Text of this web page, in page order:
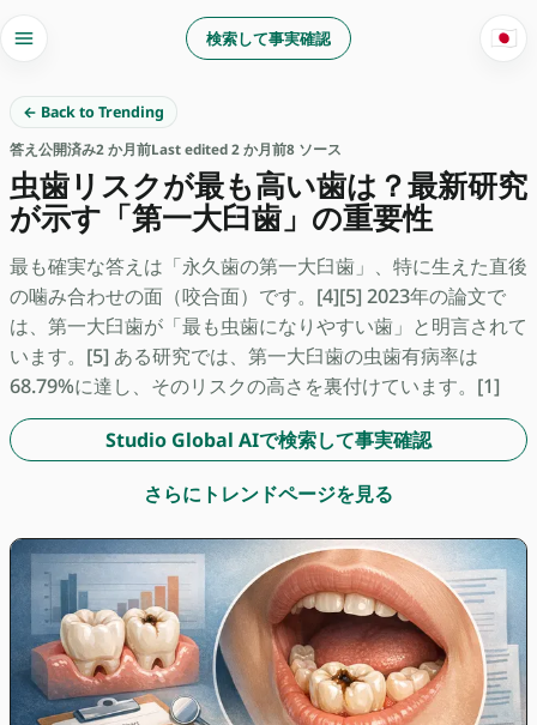
検索して事実確認 🇯🇵
← Back to Trending
答え 公開済み2 か月前Last edited 2 か月前8 ソース
虫歯リスクが最も高い歯は？最新研究
が示す「第一大臼歯」の重要性
最も確実な答えは「永久歯の第一大臼歯」、特に生えた直後
の噛み合わせの面（咬合面）です。[4][5] 2023年の論文で
は、第一大臼歯が「最も虫歯になりやすい歯」と明言されて
います。[5] ある研究では、第一大臼歯の虫歯有病率は
68.79%に達し、そのリスクの高さを裏付けています。[1]
Studio Global AIで検索して事実確認
さらにトレンドページを見る